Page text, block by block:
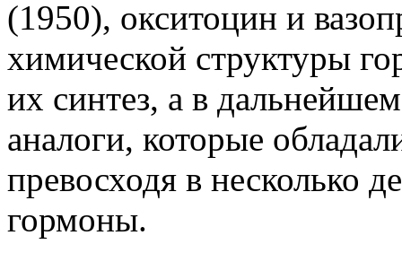
(1950), окситоцин и
химической структуры
их синтез, а в
аналоги, которые
превосходя в несколько
гормоны.